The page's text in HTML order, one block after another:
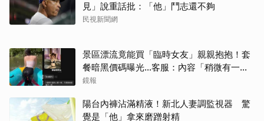
見」說重話批：「他」鬥志還不夠
民視新聞網
景區漂流竟能買「臨時女友」親親抱抱！套
餐暗黑價碼曝光…客服：內容「稍微有一點
尺度」
鏡報
陽台內褲沾滿精液！新北人妻調監視器 驚
覺是「他」拿來磨蹭射精
取消